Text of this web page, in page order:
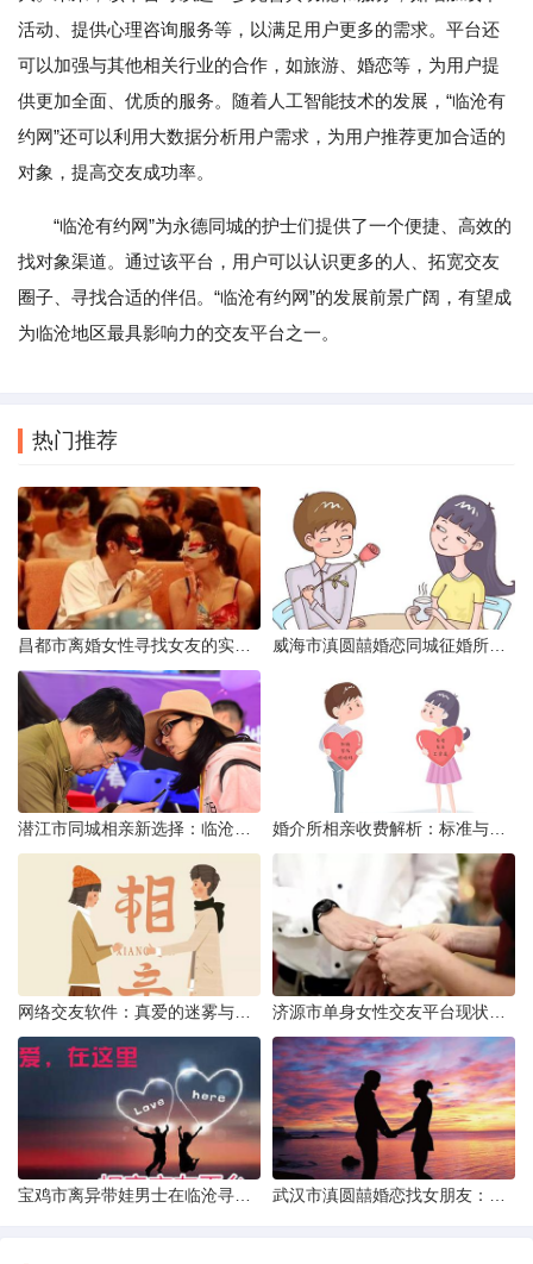
活动、提供心理咨询服务等，以满足用户更多的需求。平台还
可以加强与其他相关行业的合作，如旅游、婚恋等，为用户提
供更加全面、优质的服务。随着人工智能技术的发展，“临沧有
约网”还可以利用大数据分析用户需求，为用户推荐更加合适的
对象，提高交友成功率。
“临沧有约网”为永德同城的护士们提供了一个便捷、高效的
找对象渠道。通过该平台，用户可以认识更多的人、拓宽交友
圈子、寻找合适的伴侣。“临沧有约网”的发展前景广阔，有望成
为临沧地区最具影响力的交友平台之一。
热门推荐